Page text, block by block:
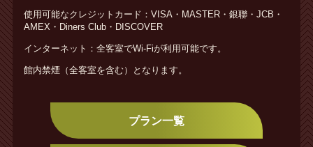
使用可能なクレジットカード：VISA・MASTER・銀聯・JCB・
AMEX・Diners Club・DISCOVER
インターネット：全客室でWi-Fiが利用可能です。
館内禁煙（全客室を含む）となります。
プラン一覧